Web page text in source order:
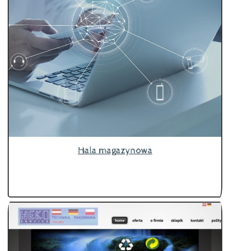
Hala magazynowa